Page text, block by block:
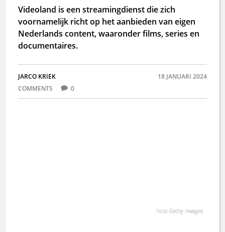
Videoland is een streamingdienst die zich
voornamelijk richt op het aanbieden van eigen
Nederlands content, waaronder films, series en
documentaires.
JARCO KRIEK
18 JANUARI 2024
COMMENTS
0
Foto Getty Images